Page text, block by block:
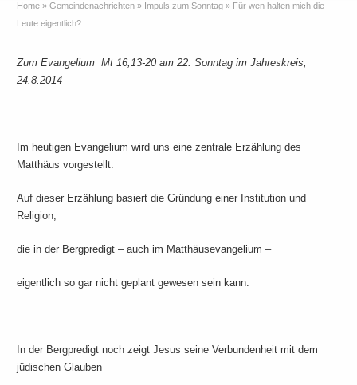
Home » Gemeindenachrichten » Impuls zum Sonntag » Für wen halten mich die
Leute eigentlich?
Zum Evangelium Mt 16,13-20 am 22. Sonntag im Jahreskreis,
24.8.2014
Im heutigen Evangelium wird uns eine zentrale Erzählung des
Matthäus vorgestellt.
Auf dieser Erzählung basiert die Gründung einer Institution und
Religion,
die in der Bergpredigt – auch im Matthäusevangelium –
eigentlich so gar nicht geplant gewesen sein kann.
In der Bergpredigt noch zeigt Jesus seine Verbundenheit mit dem
jüdischen Glauben